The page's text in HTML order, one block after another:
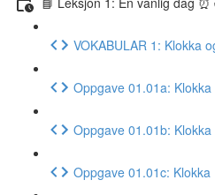
VOKABULAR 1: Klokka
Oppgave 01.01a: Klokka
Oppgave 01.01b: Klokka
Oppgave 01.01c: Klokka